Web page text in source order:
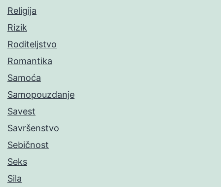
Religija
Rizik
Roditeljstvo
Romantika
Samoća
Samopouzdanje
Savest
Savršenstvo
Sebičnost
Seks
Sila